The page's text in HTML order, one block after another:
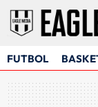
FUTBOL